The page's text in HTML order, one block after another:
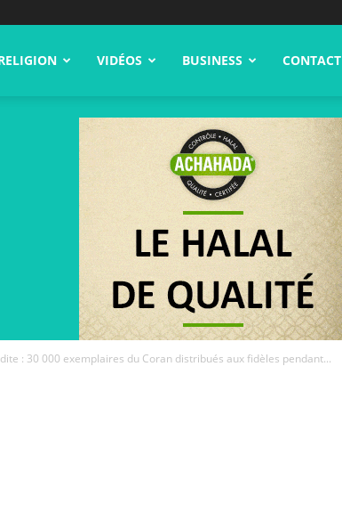
VIDÉOS BUSINESS CONTACT
: 30 000 exemplaires du Coran distribués aux fidèles pendant...